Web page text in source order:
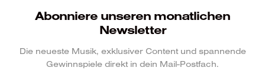
Abonniere unseren monatlichen
Newsletter
Die neueste Musik, exklusiver Content und spannende
Gewinnspiele direkt in dein Mail-Postfach.